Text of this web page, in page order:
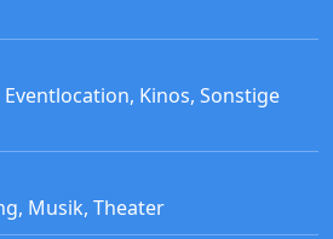
Eventlocation, Kinos, Sonstige
, Musik, Theater